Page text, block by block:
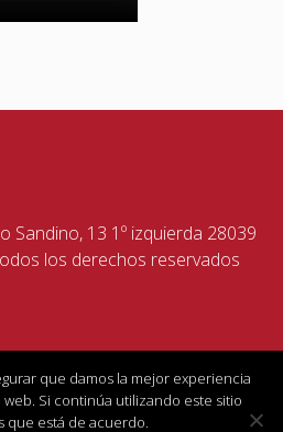
Sandino, 13 1º izquierda 28039
los derechos reservados
que damos la mejor experiencia
Si continúa utilizando este sitio
que está de acuerdo.